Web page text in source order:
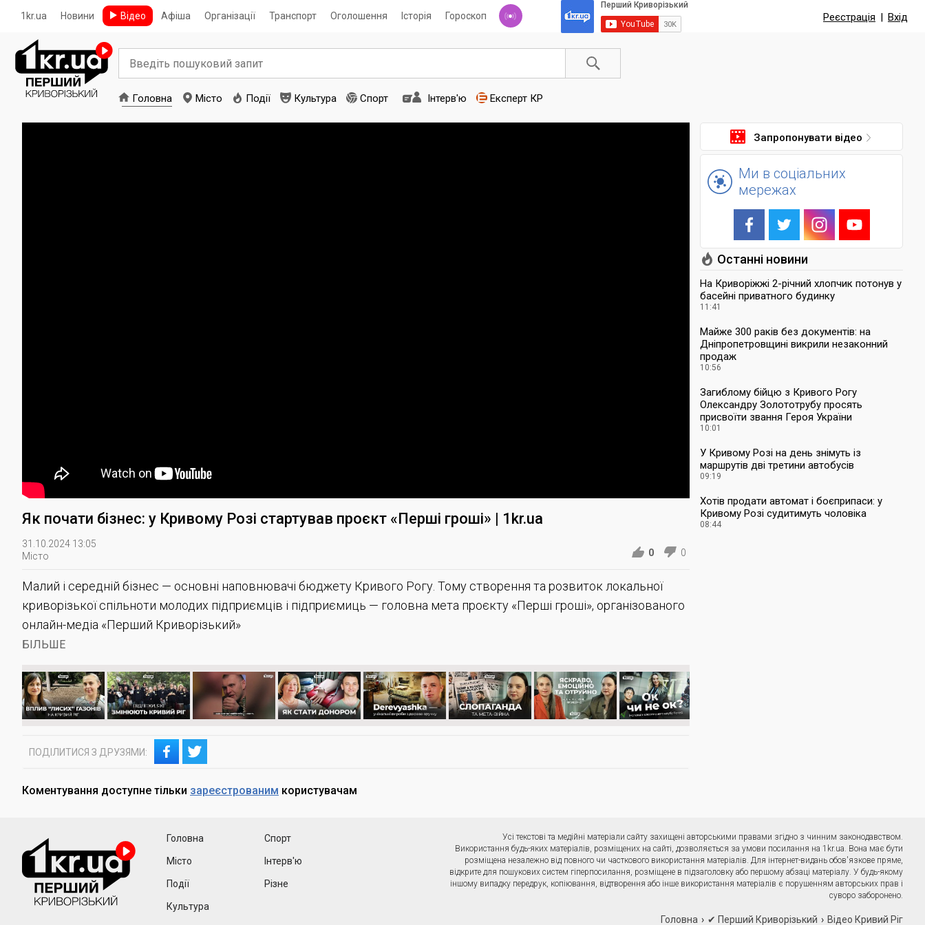
1kr.ua Новини Відео Афіша Організації Транспорт Оголошення Історія Гороскоп Реєстрація | Вхід
Головна Місто Події Культура Спорт Інтерв'ю Експерт КР
Як почати бізнес: у Кривому Розі стартував проєкт «Перші гроші» | 1kr.ua
31.10.2024 13:05
Місто
0 0
Малий і середній бізнес — основні наповнювачі бюджету Кривого Рогу. Тому створення та розвиток локальної
криворізької спільноти молодих підприємців і підприємиць — головна мета проєкту «Перші гроші», організованого
онлайн-медіа «Перший Криворізький»
БІЛЬШЕ
ПОДІЛИТИСЯ З ДРУЗЯМИ:
Коментування доступне тільки зареєстрованим користувачам
Запропонувати відео
Ми в соціальних
мережах
Останні новини
На Криворіжжі 2-річний хлопчик потонув у
басейні приватного будинку
11:41
Майже 300 раків без документів: на
Дніпропетровщині викрили незаконний
продаж
10:56
Загиблому бійцю з Кривого Рогу
Олександру Золототрубу просять
присвоїти звання Героя України
10:01
У Кривому Розі на день знімуть із
маршрутів дві третини автобусів
09:19
Хотів продати автомат і боєприпаси: у
Кривому Розі судитимуть чоловіка
08:44
Головна
Місто
Події
Культура
Спорт
Інтерв'ю
Різне
Головна ✔ Перший Криворізький Відео Кривий Ріг
Усі текстові та медійні матеріали сайту захищені авторськими правами згідно з чинним законодавством.
Використання будь-яких матеріалів, розміщених на сайті, дозволяється за умови посилання на 1kr.ua. Вона має бути
розміщена незалежно від повного чи часткового використання матеріалів. Для інтернет-видань обов'язкове пряме,
відкрите для пошукових систем гіперпосилання, розміщене в підзаголовку або першому абзаці матеріалу. У будь-якому
іншому випадку передрук, копіювання, відтворення або інше використання матеріалів є порушенням авторських прав і
суворо заборонено.